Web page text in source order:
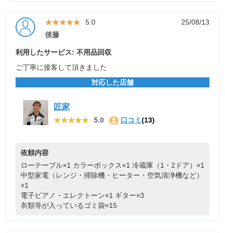
★★★★★
★★★★★ 5.0
25/08/13
後藤
利用したサービス: 不用品回収
ご丁寧に接客して頂きました
対応した店舗
匠家
★★★★★
★★★★★ 5.0 口コミ (13)
依頼内容
ローテーブル×1 カラーボックス×1 冷蔵庫（1・2ドア）×1
中型家電（レンジ・掃除機・ヒーター・空気清浄機など）
×1
電子ピアノ・エレクトーン×1 ギター×3
衣類等が入っているゴミ袋×15